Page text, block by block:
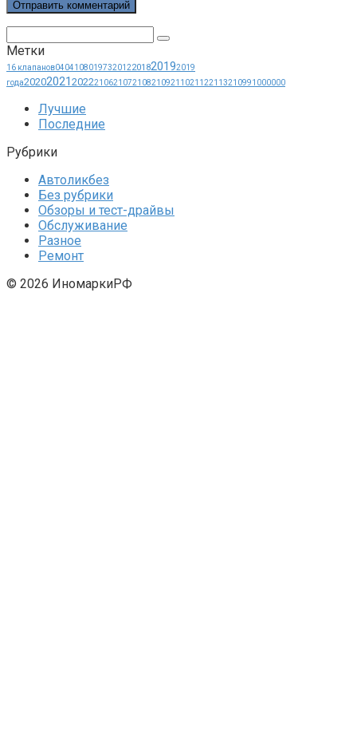
Метки
16 клапанов0404108019732012201820192019
года20202021 20222106210721082109211021122113210991000000
Лучшие
Последние
Рубрики
Автоликбез
Без рубрики
Обзоры и тест-драйвы
Обслуживание
Разное
Ремонт
© 2026 ИномаркиРФ